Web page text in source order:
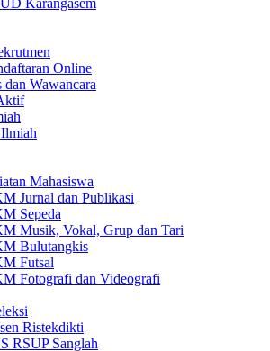
Karangasem
Online
dan Wawancara
Mahasiswa
Jurnal dan Publikasi
Sepeda
Musik, Vokal, Grup dan Tari
Bulutangkis
Futsal
Fotografi dan Videografi
Ristekdikti
RSUP Sanglah